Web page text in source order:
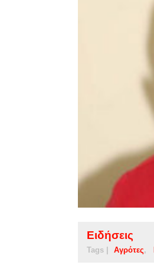
Ειδήσεις
Tags | Αγρότες